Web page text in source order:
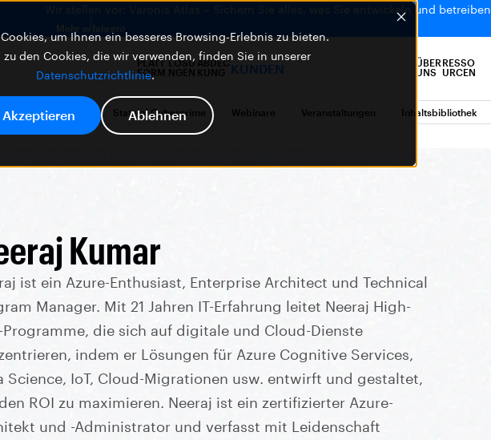
um Ihnen ein besseres Browsing-Erlebnis zu bieten.
den Cookies, die wir verwenden, finden Sie in unserer
Datenschutzrichtlinie.
Akzeptieren Ablehnen
Wir stellen vor: Varonis Atlas – Sichern Sie alles, was Sie entwickeln und
Mehr erfahren
PLATT
FORM
LÖSU
NGEN
ABDEC
KUNG
KUNDEN
ÜBER
UNS
RESSO
URCEN
Blog State of Cybercrime Webinare Veranstaltungen Inhaltsbibliothek
Kumar
ist ein Azure-Enthusiast, Enterprise Architect und Technical
Manager. Mit 21 Jahren IT-Erfahrung leitet Neeraj High-
Programme, die sich auf digitale und Cloud-Dienste
indem er Lösungen für Azure Cognitive Services,
Science, IoT, Cloud-Migrationen usw. entwirft und gestaltet,
ROI zu maximieren. Neeraj ist ein zertifizierter Azure-
und -Administrator und verfasst mit Leidenschaft